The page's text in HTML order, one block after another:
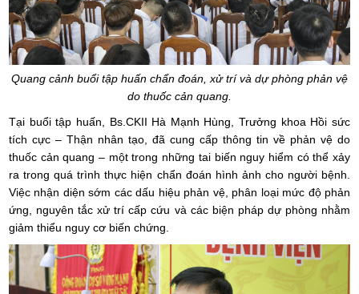
Quang cảnh buổi tập huấn chẩn đoán, xử trí và dự phòng phản vệ
do thuốc cản quang.
Tại buổi tập huấn, Bs.CKII Hà Mạnh Hùng, Trưởng khoa Hồi sức
tích cực – Thận nhân tạo, đã cung cấp thông tin về phản vệ do
thuốc cản quang – một trong những tai biến nguy hiểm có thể xảy
ra trong quá trình thực hiện chẩn đoán hình ảnh cho người bệnh.
Việc nhận diện sớm các dấu hiệu phản vệ, phân loại mức độ phản
ứng, nguyên tắc xử trí cấp cứu và các biện pháp dự phòng nhằm
giảm thiểu nguy cơ biến chứng.